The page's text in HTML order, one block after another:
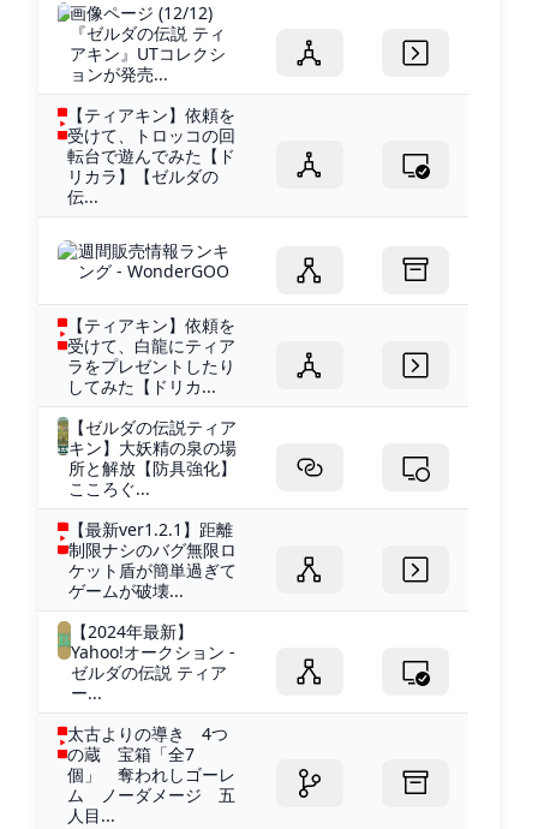
画像ページ (12/12)
『ゼルダの伝説 ティ
アキン』UTコレクシ
ョンが発売...
【ティアキン】依頼を
受けて、トロッコの回
転台で遊んでみた【ド
リカラ】【ゼルダの
伝...
週間販売情報ランキ
ング - WonderGOO
【ティアキン】依頼を
受けて、白龍にティア
ラをプレゼントしたり
してみた【ドリカ...
【ゼルダの伝説ティア
キン】大妖精の泉の場
所と解放【防具強化】
こころぐ...
【最新ver1.2.1】距離
制限ナシのバグ無限ロ
ケット盾が簡単過ぎて
ゲームが破壊...
【2024年最新】
Yahoo!オークション -
ゼルダの伝説 ティア
ー...
太古よりの導き 4つ
の蔵 宝箱「全7
個」 奪われしゴーレ
ム ノーダメージ 五
人目...